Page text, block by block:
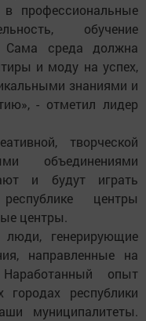
профессиональные
обучение
Сама среда должна
и моду на успех,
знаниями и
- отметил лидер
творческой
объединениями
и будут играть
центры
центры.
генерирующие
направленные на
опыт
республики
муниципалитеты.